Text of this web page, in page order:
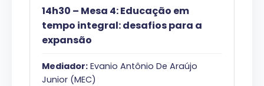
14h30 – Mesa 4: Educação em
tempo integral: desafios para a
expansão
Mediador: Evanio Antônio De Araújo
Junior (MEC)